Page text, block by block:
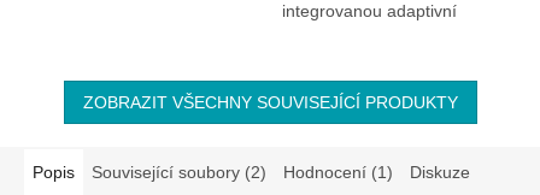
integrovanou adaptivní
přepínačem zdroje napájení...
ZOBRAZIT VŠECHNY SOUVISEJÍCÍ PRODUKTY
Popis Související soubory (2) Hodnocení (1) Diskuze